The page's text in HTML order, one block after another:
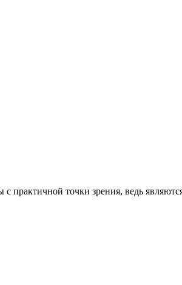
точки зрения, ведь